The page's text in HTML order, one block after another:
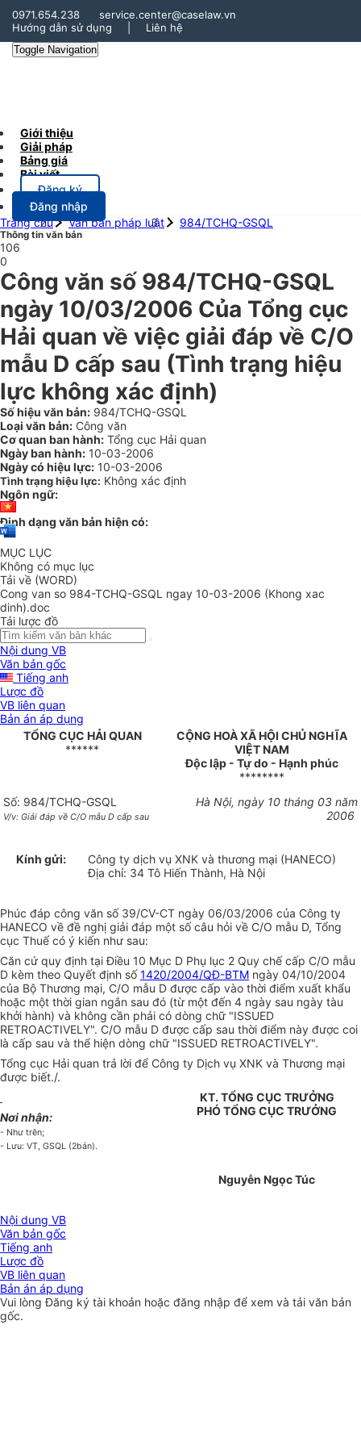
0971.654.238
service.center@caselaw.vn
Hướng dẫn sử dụng
Liên hệ
Toggle Navigation
Giới thiệu
Giải pháp
Bảng giá
Bài viết
Đăng ký
Đăng nhập
Trang chủ
Văn bản pháp luật 984/TCHQ-GSQL
Thông tin văn bản
106
0
Công văn số 984/TCHQ-GSQL
ngày 10/03/2006 Của Tổng cục
Hải quan về việc giải đáp về C/O
mẫu D cấp sau (Tình trạng hiệu
lực không xác định)
Số hiệu văn bản: 984/TCHQ-GSQL
Loại văn bản: Công văn
Cơ quan ban hành: Tổng cục Hải quan
Ngày ban hành: 10-03-2006
Ngày có hiệu lực: 10-03-2006
Tình trạng hiệu lực: Không xác định
Ngôn ngữ:
Định dạng văn bản hiện có:
MỤC LỤC
Không có mục lục
Tải về (WORD)
Cong van so 984-TCHQ-GSQL ngay 10-03-2006 (Khong xac
dinh).doc
Tải lược đồ
Nội dung VB
Văn bản gốc
Tiếng anh
Lược đồ
VB liên quan
Bản án áp dụng
TỔNG CỤC HẢI QUAN
******
CỘNG HOÀ XÃ HỘI CHỦ NGHĨA
VIỆT NAM
Độc lập - Tự do - Hạnh phúc
********
Số: 984/TCHQ-GSQL
V/v: Giải đáp về C/O mẫu D cấp sau
Hà Nội, ngày 10 tháng 03 năm
2006
Kính gửi:
Công ty dịch vụ XNK và thương mại (HANECO)
Địa chỉ: 34 Tô Hiến Thành, Hà Nội
Phúc đáp công văn số 39/CV-CT ngày 06/03/2006 của Công ty
HANECO về đề nghị giải đáp một số câu hỏi về C/O mẫu D, Tổng
cục Thuế có ý kiến như sau:
Căn cứ quy định tại Điều 10 Mục D Phụ lục 2 Quy chế cấp C/O mẫu
D kèm theo Quyết định số1420/2004/QĐ-BTM ngày 04/10/2004
của Bộ Thương mại, C/O mẫu D được cấp vào thời điểm xuất khẩu
hoặc một thời gian ngắn sau đó (từ một đến 4 ngày sau ngày tàu
khởi hành) và không cần phải có dòng chữ "ISSUED
RETROACTIVELY". C/O mẫu D được cấp sau thời điểm này được coi
là cấp sau và thể hiện dòng chữ "ISSUED RETROACTIVELY".
Tổng cục Hải quan trả lời để Công ty Dịch vụ XNK và Thương mại
được biết./.
Nơi nhận:
- Như trên;
- Lưu: VT, GSQL (2bản).
KT. TỔNG CỤC TRƯỞNG
PHÓ TỔNG CỤC TRƯỞNG
Nguyễn Ngọc Túc
Nội dung VB
Văn bản gốc
Tiếng anh
Lược đồ
VB liên quan
Bản án áp dụng
Vui lòngĐăng ký tài khoản hoặc đăng nhập để xem và tải văn bản
gốc.